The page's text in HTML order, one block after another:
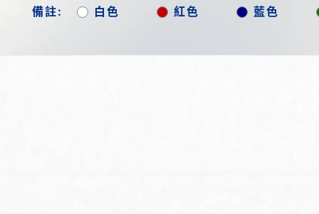
備註: 白色 紅色 藍色